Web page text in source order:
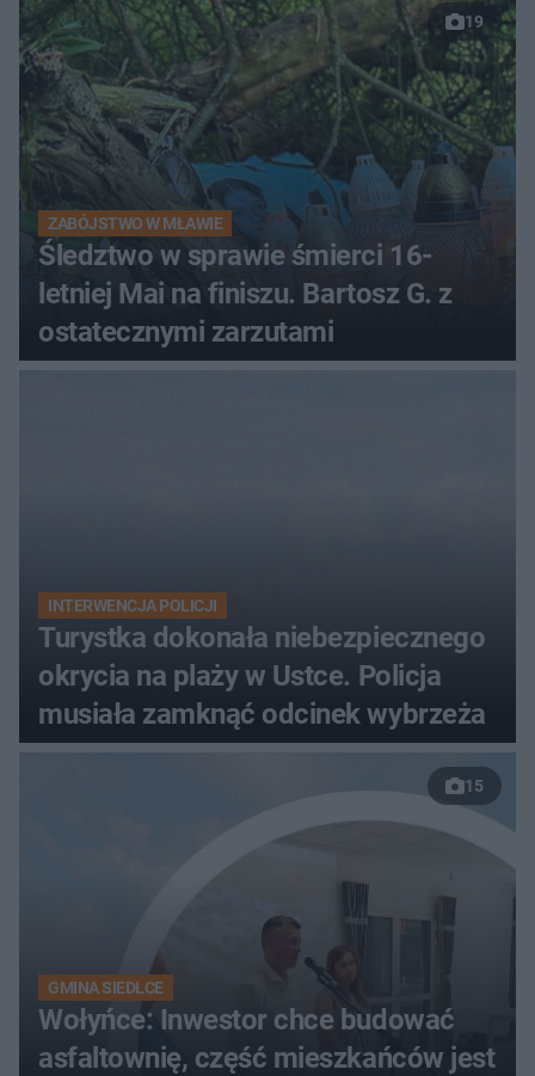
19
ZABÓJSTWO W MŁAWIE
Śledztwo w sprawie śmierci 16-
letniej Mai na finiszu. Bartosz G. z
ostatecznymi zarzutami
INTERWENCJA POLICJI
Turystka dokonała niebezpiecznego
okrycia na plaży w Ustce. Policja
musiała zamknąć odcinek wybrzeża
15
GMINA SIEDLCE
Wołyńce: Inwestor chce budować
asfaltownię, część mieszkańców jest